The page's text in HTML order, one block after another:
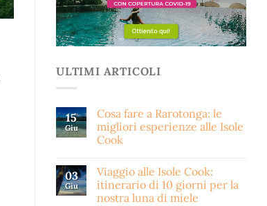
ULTIMI ARTICOLI
15
Giu
Cosa fare a Rarotonga: le
migliori esperienze alle Isole
Cook
03
Giu
Viaggio alle Isole Cook:
itinerario di 10 giorni per la
nostra luna di miele